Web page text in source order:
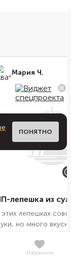
Мария Ч.
лепешка из
этих лепешках
но много
Мелко натрите сыр,
остальными
ПОНЯТНО
Избранное